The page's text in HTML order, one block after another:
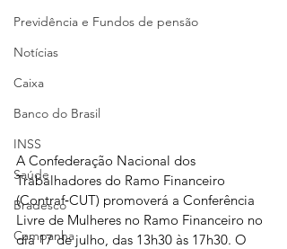
Previdência e Fundos de pensão
Notícias
Caixa
Banco do Brasil
INSS
Saúde
Bradesco
Campanha
A Confederação Nacional dos
Trabalhadores do Ramo Financeiro
(Contraf‑CUT) promoverá a Conferência
Livre de Mulheres no Ramo Financeiro no
dia 17 de julho, das 13h30 às 17h30. O